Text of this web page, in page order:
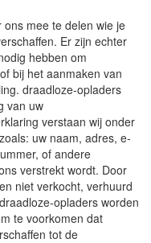
mee te delen wie je
Er zijn echter
hebben om
bij het aanmaken van
draadloze-opladers
van uw
verstaan wij onder
uw naam, adres, e-
of andere
verstrekt wordt. Door
niet verkocht, verhuurd
opladers worden
te voorkomen dat
tot de